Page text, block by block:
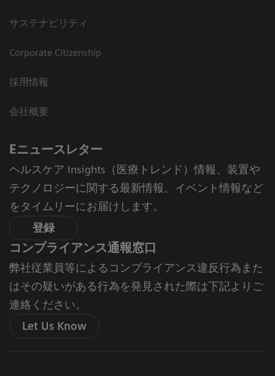
サステナビリティ
Corporate Citizenship
採用情報
会社概要
Eニュースレター
ヘルスケア Insights（医療トレンド）情報、装置や
テクノロジーに関する最新情報、イベント情報など
をタイムリーにお届けします。
登録
コンプライアンス通報窓口
弊社従業員等によるコンプライアンス違反行為また
はその疑いがある行為を発見された際は下記よりご
連絡ください。
Let Us Know